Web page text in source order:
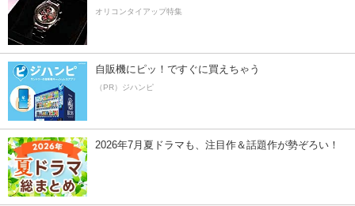
オリコンタイアップ特集
自販機にピッ！ですぐに買えちゃう
（PR）ジハンピ
2026年7月夏ドラマも、注目作＆話題作が勢ぞろい！